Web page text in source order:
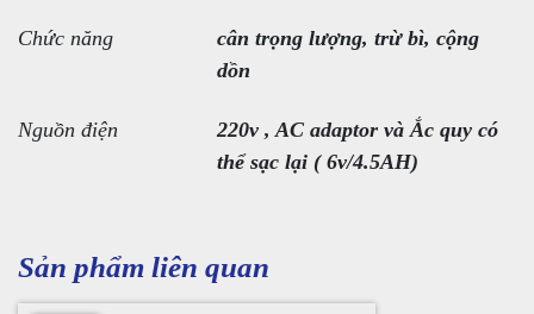
Chức năng
cân trọng lượng, trừ bì, cộng
dồn
Nguồn điện
220v , AC adaptor và Ắc quy có
thể sạc lại ( 6v/4.5AH)
Sản phẩm liên quan